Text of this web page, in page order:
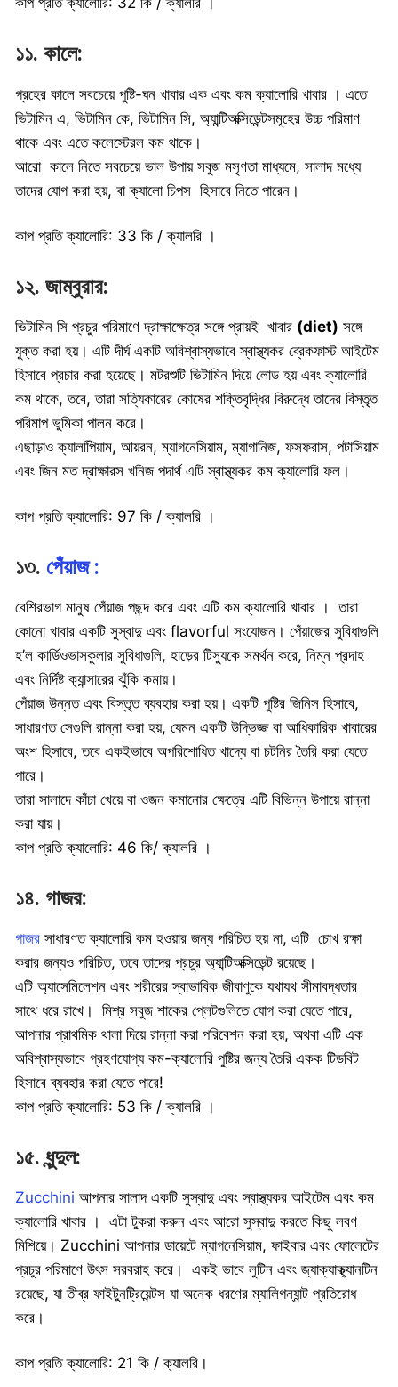
১১. কালে:
গ্রহের কালে সবচেয়ে পুষ্টি-ঘন খাবার এক এবং কম ক্যালোরি খাবার । এতে
ভিটামিন এ, ভিটামিন কে, ভিটামিন সি, অ্যান্টিঅক্সিডেন্টসমূহের উচ্চ পরিমাণ
থাকে এবং এতে কলেস্টেরল কম থাকে।
আরো কালে নিতে সবচেয়ে ভাল উপায় সবুজ মসৃণতা মাধ্যমে, সালাদ মধ্যে
তাদের যোগ করা হয়, বা ক্যালো চিপস হিসাবে নিতে পারেন।
কাপ প্রতি ক্যালোরি: 33 কি / ক্যালরি ।
১২. জাম্বুরার:
ভিটামিন সি প্রচুর পরিমাণে দ্রাক্ষাক্ষেত্র সঙ্গে প্রায়ই খাবার (diet) সঙ্গে
যুক্ত করা হয়। এটি দীর্ঘ একটি অবিশ্বাস্যভাবে স্বাস্থ্যকর ব্রেকফাস্ট আইটেম
হিসাবে প্রচার করা হয়েছে। মটরশুটি ভিটামিন দিয়ে লোড হয় এবং ক্যালোরি
কম থাকে, তবে, তারা সত্যিকারের কোষের শক্তিবৃদ্ধির বিরুদ্ধে তাদের বিস্তৃত
পরিমাপ ভুমিকা পালন করে।
এছাড়াও ক্যালপিিয়াম, আয়রন, ম্যাগনেসিয়াম, ম্যাগানিজ, ফসফরাস, পটাসিয়াম
এবং জিন মত দ্রাক্ষারস খনিজ পদার্থ এটি স্বাস্থ্যকর কম ক্যালোরি ফল।
কাপ প্রতি ক্যালোরি: 97 কি / ক্যালরি ।
১৩. পেঁয়াজ :
বেশিরভাগ মানুষ পেঁয়াজ পছন্দ করে এবং এটি কম ক্যালোরি খাবার । তারা
কোনো খাবার একটি সুস্বাদু এবং flavorful সংযোজন। পেঁয়াজের সুবিধাগুলি
হ’ল কার্ডিওভাসকুলার সুবিধাগুলি, হাড়ের টিস্যুকে সমর্থন করে, নিম্ন প্রদাহ
এবং নির্দিষ্ট ক্যান্সারের ঝুঁকি কমায়।
পেঁয়াজ উন্নত এবং বিস্তৃত ব্যবহার করা হয়। একটি পুষ্টির জিনিস হিসাবে,
সাধারণত সেগুলি রান্না করা হয়, যেমন একটি উদ্ভিজ্জ বা আধিকারিক খাবারের
অংশ হিসাবে, তবে একইভাবে অপরিশোধিত খাদ্যে বা চটনির তৈরি করা যেতে
পারে।
তারা সালাদে কাঁচা খেয়ে বা ওজন কমানোর ক্ষেত্রে এটি বিভিন্ন উপায়ে রান্না
করা যায়।
কাপ প্রতি ক্যালোরি: 46 কি/ ক্যালরি ।
১৪. গাজর:
গাজর সাধারণত ক্যালোরি কম হওয়ার জন্য পরিচিত হয় না, এটি চোখ রক্ষা
করার জন্যও পরিচিত, তবে তাদের প্রচুর অ্যান্টিঅক্সিডেন্ট রয়েছে।
এটি অ্যাসেমিলেশন এবং শরীরের স্বাভাবিক জীবাণুকে যথাযথ সীমাবদ্ধতার
সাথে ধরে রাখে। মিশ্র সবুজ শাকের প্লেটগুলিতে যোগ করা যেতে পারে,
আপনার প্রাথমিক থালা দিয়ে রান্না করা পরিবেশন করা হয়, অথবা এটি এক
অবিশ্বাস্যভাবে গ্রহণযোগ্য কম-ক্যালোরি পুষ্টির জন্য তৈরি একক টিডবিট
হিসাবে ব্যবহার করা যেতে পারে!
কাপ প্রতি ক্যালোরি: 53 কি / ক্যালরি ।
১৫. ধুন্দুল:
Zucchini আপনার সালাদ একটি সুস্বাদু এবং স্বাস্থ্যকর আইটেম এবং কম
ক্যালোরি খাবার । এটা টুকরা করুন এবং আরো সুস্বাদু করতে কিছু লবণ
মিশিয়ে। Zucchini আপনার ডায়েটে ম্যাগনেসিয়াম, ফাইবার এবং ফোলেটের
প্রচুর পরিমাণে উৎস সরবরাহ করে। একই ভাবে লুটিন এবং জ্যাক্যাক্থ্যানটিন
রয়েছে, যা তীব্র ফাইটুনট্রিয়েন্টস যা অনেক ধরণের ম্যালিগন্যান্ট প্রতিরোধ
করে।
কাপ প্রতি ক্যালোরি: 21 কি / ক্যালরি।